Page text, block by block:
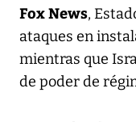
Fox News,
ataques en
mientras que
de poder de